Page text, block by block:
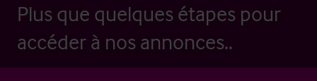
Plus que quelques étapes pour
accéder à nos annonces..